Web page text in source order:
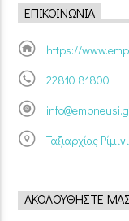
ΕΠΙΚΟΙΝΩΝΊΑ
https://
22810 81800
Ταξιαρχίας
ΑΚΟΛΟΥΘΉΣΤΕ